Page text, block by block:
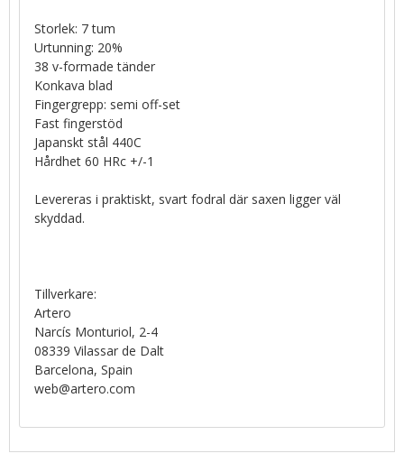
Storlek: 7 tum
Urtunning: 20%
38 v-formade tänder
Konkava blad
Fingergrepp: semi off-set
Fast fingerstöd
Japanskt stål 440C
Hårdhet 60 HRc +/-1
Levereras i praktiskt, svart fodral där saxen ligger väl
skyddad.
Tillverkare:
Artero
Narcís Monturiol, 2-4
08339 Vilassar de Dalt
Barcelona, Spain
web@artero.com